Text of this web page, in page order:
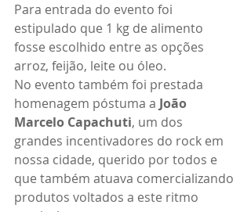
Para entrada do evento foi
estipulado que 1 kg de alimento
fosse escolhido entre as opções
arroz, feijão, leite ou óleo.
No evento também foi prestada
homenagem póstuma a João
Marcelo Capachuti, um dos
grandes incentivadores do rock em
nossa cidade, querido por todos e
que também atuava comercializando
produtos voltados a este ritmo